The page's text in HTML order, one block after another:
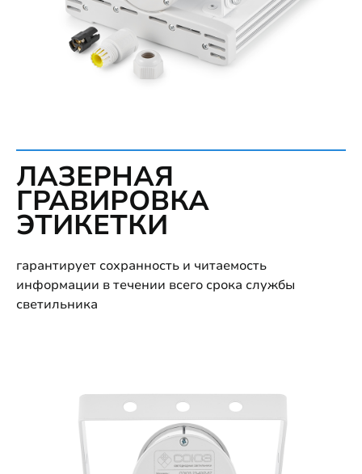
ЛАЗЕРНАЯ
ГРАВИРОВКА
ЭТИКЕТКИ
гарантирует сохранность и читаемость
информации в течении всего срока службы
светильника